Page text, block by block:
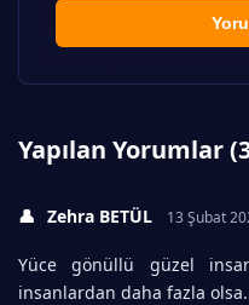
Yapılan Yorumlar
👤 Zehra BETÜL 13 Şubat
Yüce gönüllü güzel
insanlardan daha fazla